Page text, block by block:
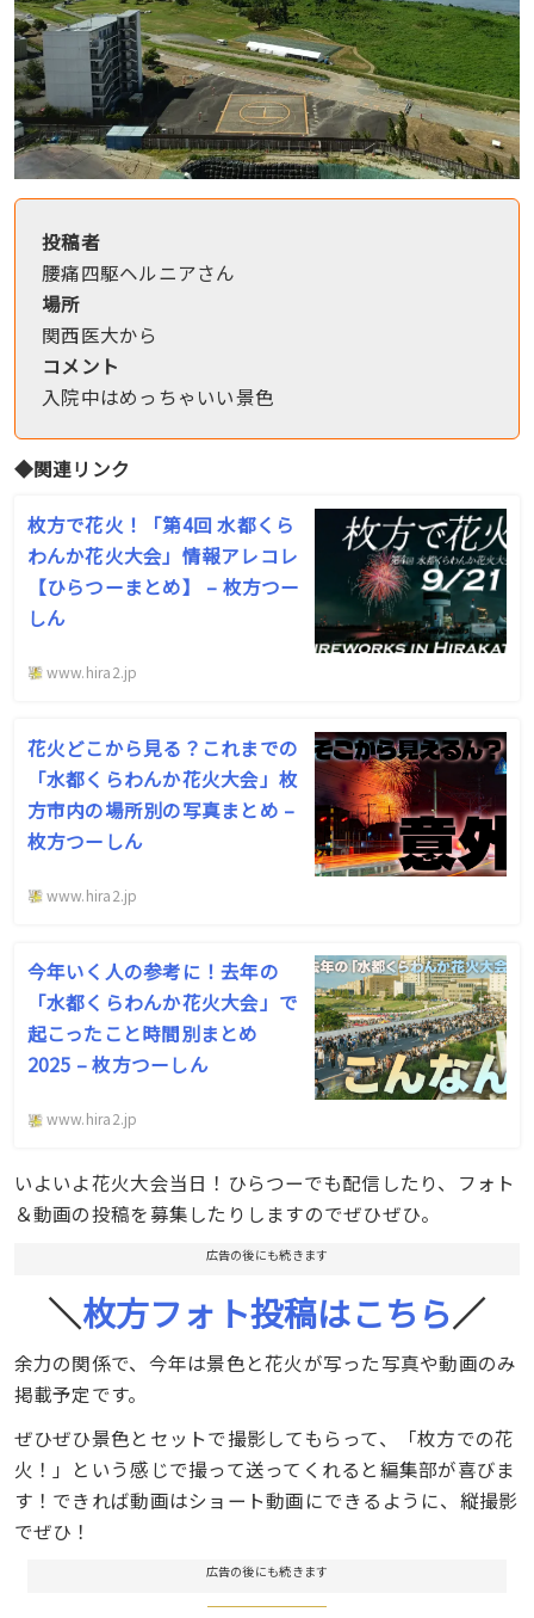
投稿者
腰痛四駆ヘルニアさん
場所
関西医大から
コメント
入院中はめっちゃいい景色
◆関連リンク
枚方で花火！「第4回 水都くら
わんか花火大会」情報アレコレ
【ひらつーまとめ】 – 枚方つー
しん
www.hira2.jp
花火どこから見る？これまでの
「水都くらわんか花火大会」枚
方市内の場所別の写真まとめ –
枚方つーしん
www.hira2.jp
今年いく人の参考に！去年の
「水都くらわんか花火大会」で
起こったこと時間別まとめ
2025 – 枚方つーしん
www.hira2.jp
いよいよ花火大会当日！ひらつーでも配信したり、フォト
＆動画の投稿を募集したりしますのでぜひぜひ。
広告の後にも続きます
＼枚方フォト投稿はこちら／
余力の関係で、今年は景色と花火が写った写真や動画のみ
掲載予定です。
ぜひぜひ景色とセットで撮影してもらって、「枚方での花
火！」という感じで撮って送ってくれると編集部が喜びま
す！できれば動画はショート動画にできるように、縦撮影
でぜひ！
広告の後にも続きます